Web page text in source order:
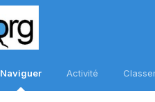
Naviguer Activité